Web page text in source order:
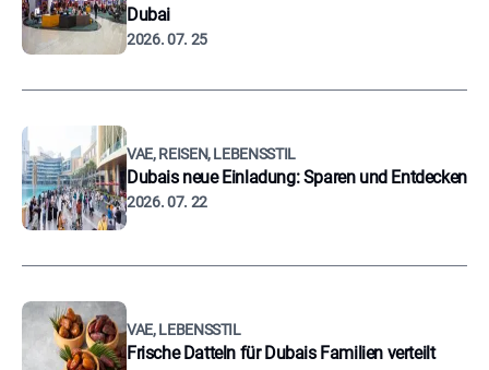
Dubai
2026. 07. 25
VAE, REISEN, LEBENSSTIL
Dubais neue Einladung: Sparen und Entdecken
2026. 07. 22
VAE, LEBENSSTIL
Frische Datteln für Dubais Familien verteilt